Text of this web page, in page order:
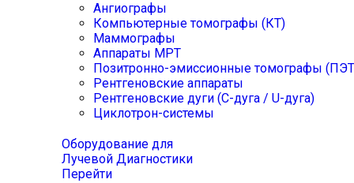
Ангиографы
Компьютерные томографы (КТ)
Маммографы
Аппараты МРТ
Позитронно-эмиссионные томографы
Рентгеновские аппараты
Рентгеновские дуги (С-дуга / U-дуга)
Циклотрон-системы
Оборудование для
Лучевой Диагностики
Перейти